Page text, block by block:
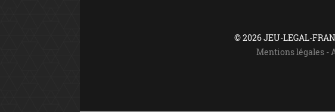
© 2026 JEU-LEGAL-
Mentions légales-